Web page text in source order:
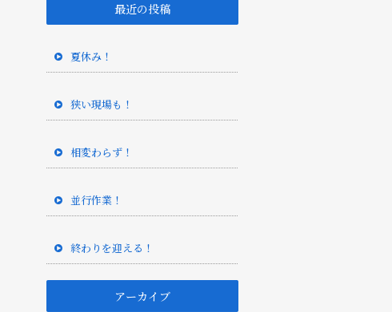
最近の投稿
夏休み！
狭い現場も！
相変わらず！
並行作業！
終わりを迎える！
アーカイブ